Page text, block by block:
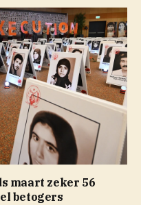
maart zeker 56
betogers